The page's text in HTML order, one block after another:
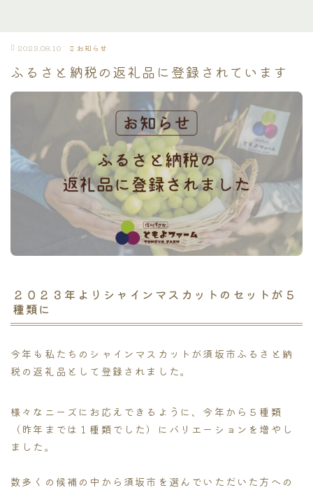
2023.08.10 お知らせ
ふるさと納税の返礼品に登録されています
２０２３年よりシャインマスカットのセットが５
種類に
今年も私たちのシャインマスカットが須坂市ふるさと納
税の返礼品として登録されました。
様々なニーズにお応えできるように、今年から５種類
（昨年までは１種類でした）にバリエーションを増やし
ました。
数多くの候補の中から須坂市を選んでいただいた方への